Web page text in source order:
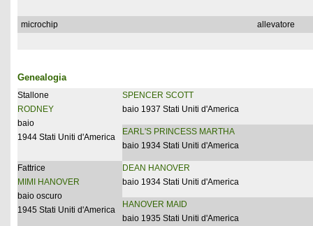
microchip allevatore
Genealogia
Stallone
RODNEY
baio
1944 Stati Uniti d'America
SPENCER SCOTT
baio 1937 Stati Uniti d'America
EARL'S PRINCESS MARTHA
baio 1934 Stati Uniti d'America
Fattrice
MIMI HANOVER
baio oscuro
1945 Stati Uniti d'America
DEAN HANOVER
baio 1934 Stati Uniti d'America
HANOVER MAID
baio 1935 Stati Uniti d'America